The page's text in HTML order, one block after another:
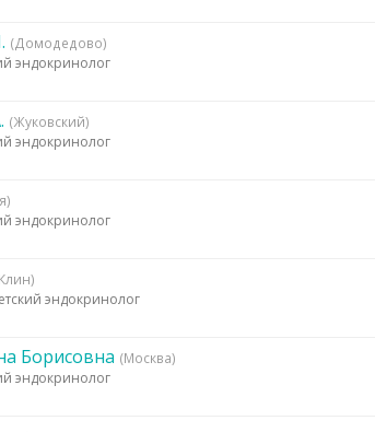
(Домодедово)
эндокринолог
(Жуковский)
эндокринолог
эндокринолог
эндокринолог
Борисовна (Москва)
эндокринолог